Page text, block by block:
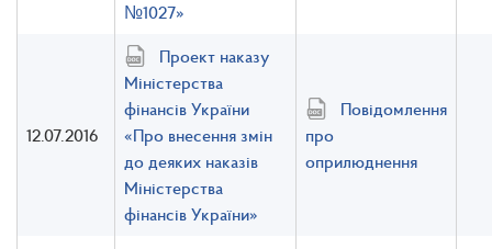
№1027»
12.07.2016
Проект наказу
Міністерства
фінансів України
«Про внесення змін
до деяких наказів
Міністерства
фінансів України»
Повідомлення
про
оприлюднення